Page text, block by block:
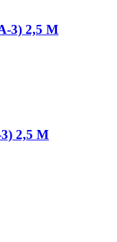
3) 2,5 M
2,5 M